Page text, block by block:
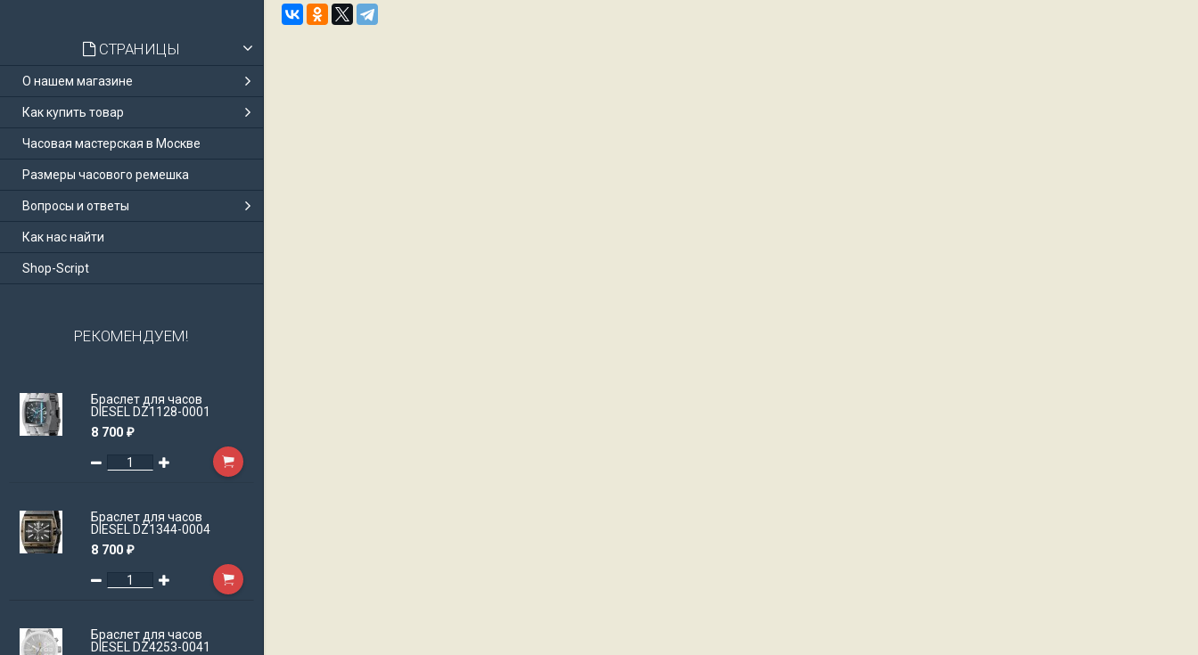
СТРАНИЦЫ
О нашем магазине
Как купить товар
Часовая мастерская в Москве
Размеры часового ремешка
Вопросы и ответы
Как нас найти
Shop-Script
РЕКОМЕНДУЕМ!
Браслет для часов
DIESEL DZ1128-0001
8 700₽
Браслет для часов
DIESEL DZ1344-0004
8 700₽
Браслет для часов
DIESEL DZ4253-0041